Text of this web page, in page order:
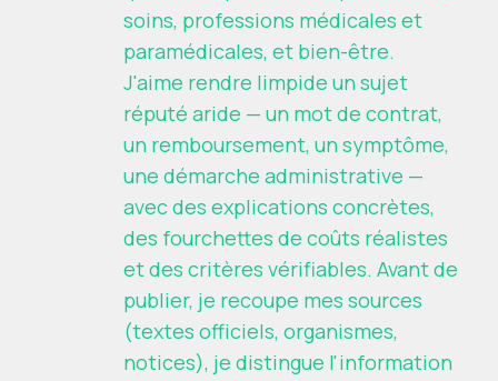
soins, professions médicales et
paramédicales, et bien-être.
J'aime rendre limpide un sujet
réputé aride — un mot de contrat,
un remboursement, un symptôme,
une démarche administrative —
avec des explications concrètes,
des fourchettes de coûts réalistes
et des critères vérifiables. Avant de
publier, je recoupe mes sources
(textes officiels, organismes,
notices), je distingue l'information